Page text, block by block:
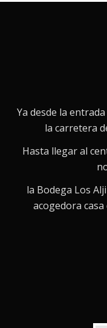
Ya desde la
la carretera
Hasta llegar al
la Bodega Los
acogedora